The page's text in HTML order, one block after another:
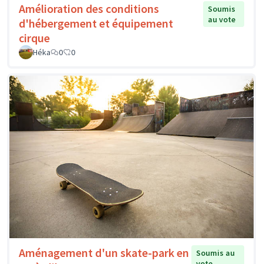
Amélioration des conditions
d'hébergement et équipement
cirque
Soumis
au vote
Héka 0 0
Aménagement d'un skate-park en
Soumis au